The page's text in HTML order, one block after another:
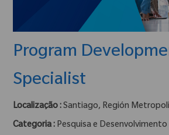
Program
Specialist
Localização : Santiago, Región
Categoria : Pesquisa e Desenvolvimento